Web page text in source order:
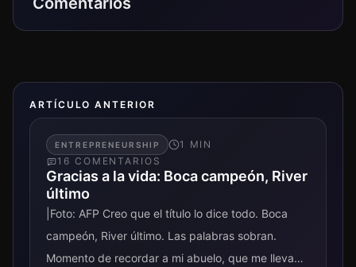
ARTÍCULO ANTERIOR
ENTREPRENEURSHIP 1
MIN
16 COMENTARIO S
Gracias a la vida: Boca campeón, River
último
|Foto: AFP Creo que el título lo dice todo. Boca
campeón, River último. Las palabras sobran.
Momento de recordar a mi abuelo, que me llevaba